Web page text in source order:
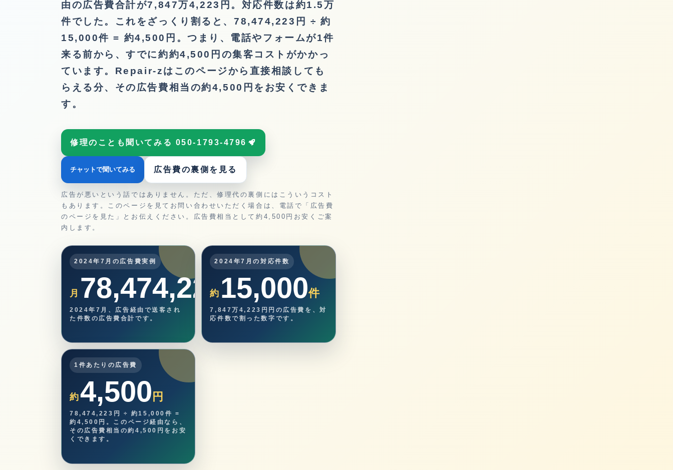
由の広告費合計が7,847万4,223円。対応件数は約1.5万
件でした。これをざっくり割ると、78,474,223円 ÷ 約
15,000件 = 約4,500円。つまり、電話やフォームが1件
来る前から、すでに約約4,500円の集客コストがかかっ
ています。Repair-zはこのページから直接相談しても
らえる分、その広告費相当の約4,500円をお安くできま
す。
修理のことも聞いてみる 050-1793-4796
チャットで聞いてみる 広告費の裏側を見る
広告が悪いという話ではありません。ただ、修理代の裏側にはこういうコスト
もあります。このページを見てお問い合わせいただく場合は、電話で「広告費
のページを見た」とお伝えください。広告費相当として約4,500円お安くご案
内します。
2024年7月の広告費実例
月 78,474,223円
2024年7月、広告経由で送客され
た件数の広告費合計です。
2024年7月の対応件数
約 15,000件
7,847万4,223円円の広告費を、対
応件数で割った数字です。
1件あたりの広告費
約4,500 円
78,474,223円 ÷ 約15,000件 =
約4,500円。このページ経由なら、
その広告費相当の約4,500円をお安
くできます。